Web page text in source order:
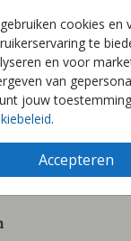
cookies en
te
en voor
van
jouw
.
Accepteren